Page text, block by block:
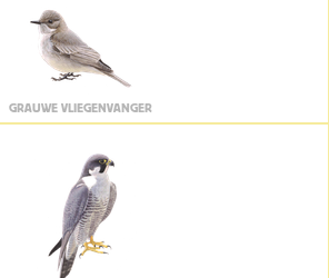
GRAUWE VLIEGENVANGER